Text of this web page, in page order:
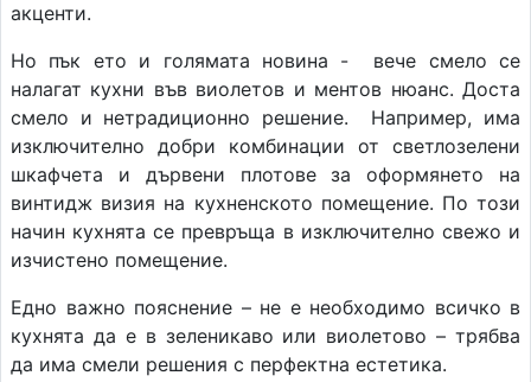
акценти.
Но пък ето и голямата новина - вече смело се
налагат кухни във виолетов и ментов нюанс. Доста
смело и нетрадиционно решение. Например, има
изключително добри комбинации от светлозелени
шкафчета и дървени плотове за оформянето на
винтидж визия на кухненското помещение. По този
начин кухнята се превръща в изключително свежо и
изчистено помещение.
Едно важно пояснение – не е необходимо всичко в
кухнята да е в зеленикаво или виолетово – трябва
да има смели решения с перфектна естетика.